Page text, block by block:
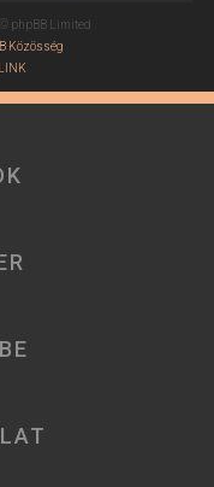
phpBB Limited
Közösség